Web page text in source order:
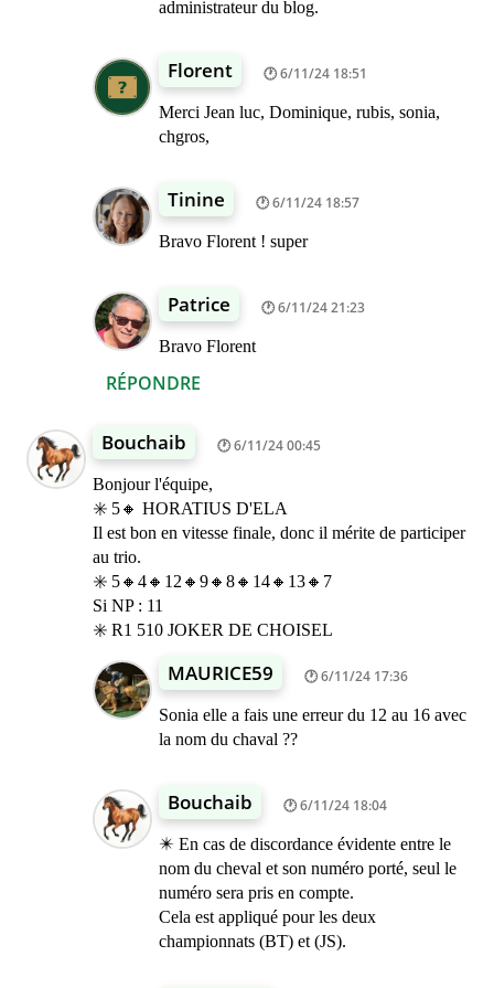
RÉPONDRE
administrateur du blog.
Florent 6/11/24 18:51
Merci Jean luc, Dominique, rubis, sonia,
chgros,
Tinine 6/11/24 18:57
Bravo Florent ! super
Patrice 6/11/24 21:23
Bravo Florent
Bouchaib 6/11/24 00:45
Bonjour l'équipe,
✳️ 5🔸 HORATIUS D'ELA
Il est bon en vitesse finale, donc il mérite de participer
au trio.
✳️ 5🔸4🔸12🔸9🔸8🔸14🔸13🔸7
Si NP : 11
✳️ R1 510 JOKER DE CHOISEL
MAURICE59 6/11/24 17:36
Sonia elle a fais une erreur du 12 au 16 avec
la nom du chaval ??
Bouchaib 6/11/24 18:04
✴️ En cas de discordance évidente entre le
nom du cheval et son numéro porté, seul le
numéro sera pris en compte.
Cela est appliqué pour les deux
championnats (BT) et (JS).